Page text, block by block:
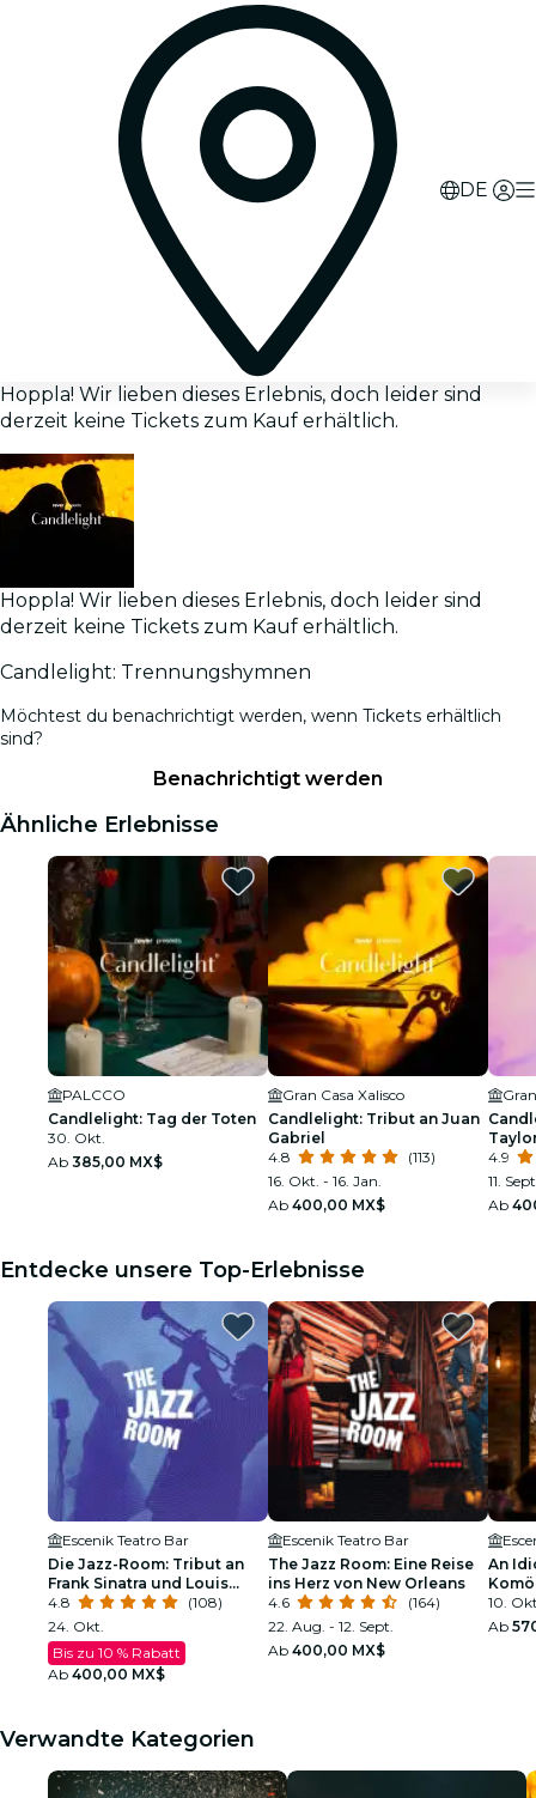
DE
Hoppla! Wir lieben dieses Erlebnis, doch leider sind
derzeit keine Tickets zum Kauf erhältlich.
Hoppla! Wir lieben dieses Erlebnis, doch leider sind
derzeit keine Tickets zum Kauf erhältlich.
Candlelight: Trennungshymnen
Möchtest du benachrichtigt werden, wenn Tickets erhältlich
sind?
Benachrichtigt werden
Ähnliche Erlebnisse
PALCCO
Candlelight: Tag der Toten
30. Okt.
Ab 385,00 MX$
Gran Casa Xalisco
Candlelight: Tribut an Juan
Gabriel
4.8
(113)
16. Okt. - 16. Jan.
Ab 400,00 MX$
4.9
11.
Ab
Entdecke unsere Top-Erlebnisse
Escenik Teatro Bar
Die Jazz-Room: Tribut an
Frank Sinatra und Louis
Armstrong
4.8
(108)
24. Okt.
Bis zu 10 % Rabatt
Ab 400,00 MX$
Escenik Teatro Bar
The Jazz Room: Eine Reise
ins Herz von New Orleans
4.6
(164)
22. Aug. - 12. Sept.
Ab 400,00 MX$
An
10.
Ab
Verwandte Kategorien